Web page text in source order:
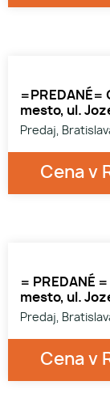
mesto, ul.
Predaj,
Cena v
= PREDANÉ
mesto, ul.
Predaj,
Cena v